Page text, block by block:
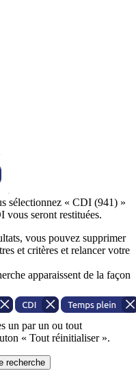
sélectionnez « CDI (941) »
vous seront restituées.
vous pouvez supprimer
et critères et relancer votre
apparaissent de la façon
un par un ou tout
« Tout réinitialiser ».
recherche